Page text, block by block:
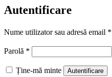
Autentificare
Nume utilizator sau adresă email *
Parolă *
Ține-mă minte Autentificare